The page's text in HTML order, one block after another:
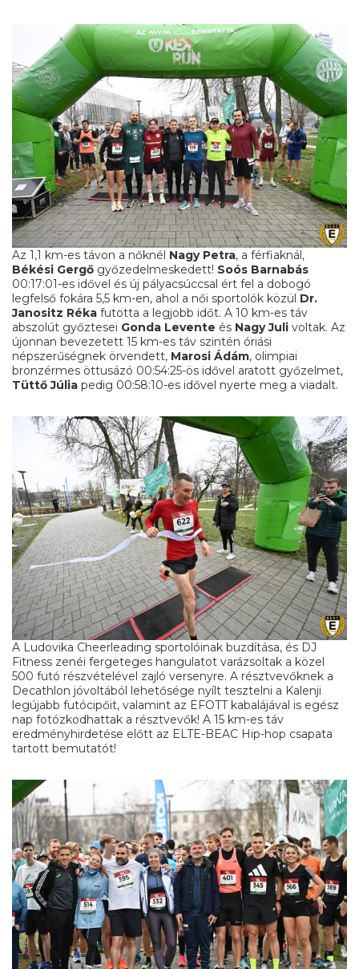
Az 1,1 km-es távon a nőknél Nagy Petra, a férfiaknál,
Békési Gergő győzedelmeskedett! Soós Barnabás
00:17:01-es idővel és új pályacsúccsal ért fel a dobogó
legfelső fokára 5,5 km-en, ahol a női sportolók közül Dr.
Janositz Réka futotta a legjobb időt. A 10 km-es táv
abszolút győztesei Gonda Levente és Nagy Juli voltak. Az
újonnan bevezetett 15 km-es táv szintén óriási
népszerűségnek örvendett, Marosi Ádám, olimpiai
bronzérmes öttusázó 00:54:25-ös idővel aratott győzelmet,
Tüttő Júlia pedig 00:58:10-es idővel nyerte meg a viadalt.
A Ludovika Cheerleading sportolóinak buzdítása, és DJ
Fitness zenéi fergeteges hangulatot varázsoltak a közel
500 futó részvételével zajló versenyre. A résztvevőknek a
Decathlon jóvoltából lehetősége nyílt tesztelni a Kalenji
legújabb futócipőit, valamint az EFOTT kabalájával is egész
nap fotózkodhattak a résztvevők! A 15 km-es táv
eredményhirdetése előtt az ELTE-BEAC Hip-hop csapata
tartott bemutatót!